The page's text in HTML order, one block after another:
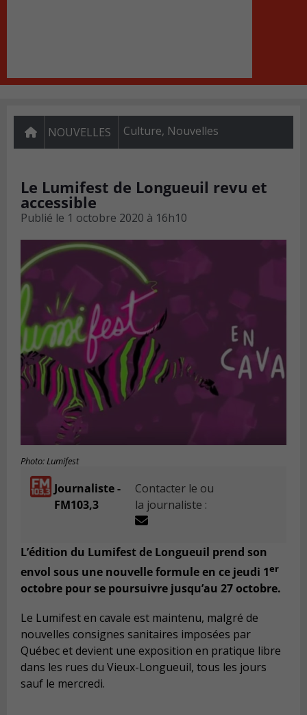
NOUVELLES Culture, Nouvelles
Le Lumifest de Longueuil revu et
accessible
Publié le 1 octobre 2020 à 16h10
Photo: Lumifest
Journaliste -
FM103,3
Contacter le ou
la journaliste :
L’édition du Lumifest de Longueuil prend son
envol sous une nouvelle formule en ce jeudi 1er
octobre pour se poursuivre jusqu’au 27 octobre.
Le Lumifest en cavale est maintenu, malgré de
nouvelles consignes sanitaires imposées par
Québec et devient une exposition en pratique libre
dans les rues du Vieux-Longueuil, tous les jours
sauf le mercredi.